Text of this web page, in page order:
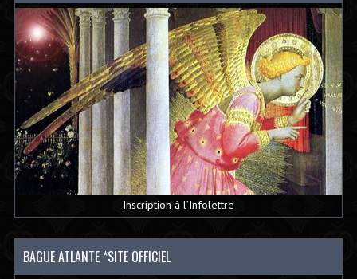
Inscription à l’Infolettre
BAGUE ATLANTE *SITE OFFICIEL